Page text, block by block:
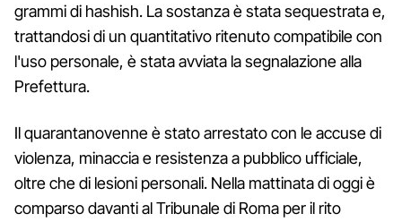
grammi di hashish. La sostanza è stata sequestrata e,
trattandosi di un quantitativo ritenuto compatibile con
l'uso personale, è stata avviata la segnalazione alla
Prefettura.
Il quarantanovenne è stato arrestato con le accuse di
violenza, minaccia e resistenza a pubblico ufficiale,
oltre che di lesioni personali. Nella mattinata di oggi è
comparso davanti al Tribunale di Roma per il rito